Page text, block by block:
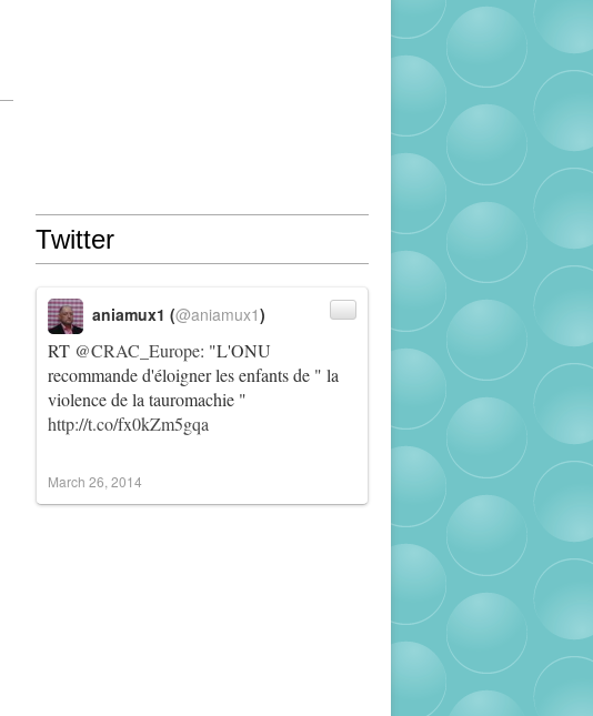
Twitter
RT @CRAC_Europe: "L'ONU
recommande d'éloigner les enfants de " la
violence de la tauromachie "
http://t.co/fx0kZm5gqa
aniamux1 (@aniamux1)
March 26, 2014